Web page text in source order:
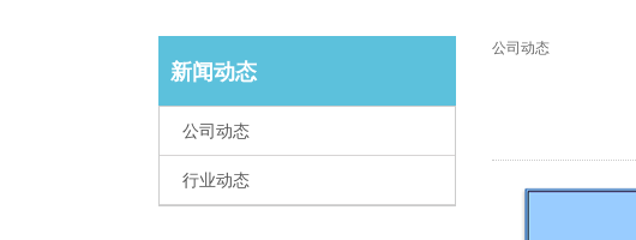
新闻动态
公司动态
行业动态
公司动态